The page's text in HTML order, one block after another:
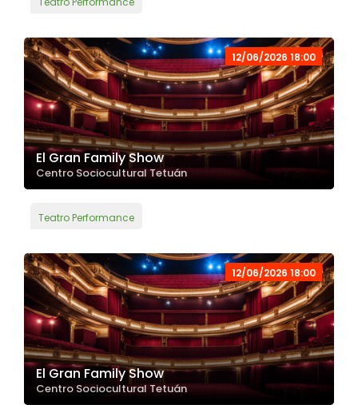
12/06/2026 18:00
El Gran Family Show
Centro Sociocultural Tetuán
Teatro Performance
12/06/2026 18:00
El Gran Family Show
Centro Sociocultural Tetuán